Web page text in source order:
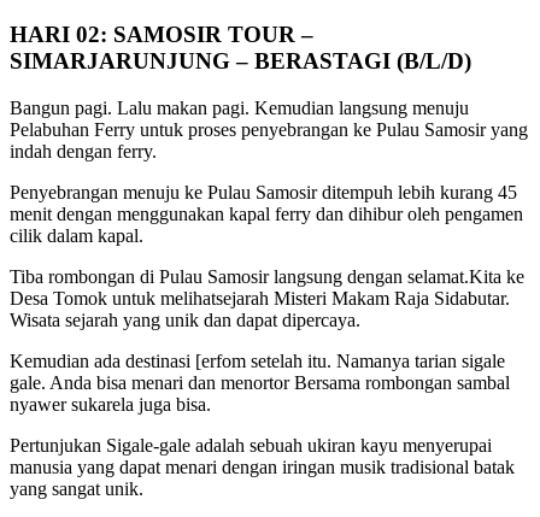
HARI 02: SAMOSIR TOUR –
SIMARJARUNJUNG – BERASTAGI (B/L/D)
Bangun pagi. Lalu makan pagi. Kemudian langsung menuju
Pelabuhan Ferry untuk proses penyebrangan ke Pulau Samosir yang
indah dengan ferry.
Penyebrangan menuju ke Pulau Samosir ditempuh lebih kurang 45
menit dengan menggunakan kapal ferry dan dihibur oleh pengamen
cilik dalam kapal.
Tiba rombongan di Pulau Samosir langsung dengan selamat.Kita ke
Desa Tomok untuk melihatsejarah Misteri Makam Raja Sidabutar.
Wisata sejarah yang unik dan dapat dipercaya.
Kemudian ada destinasi [erfom setelah itu. Namanya tarian sigale
gale. Anda bisa menari dan menortor Bersama rombongan sambal
nyawer sukarela juga bisa.
Pertunjukan Sigale-gale adalah sebuah ukiran kayu menyerupai
manusia yang dapat menari dengan iringan musik tradisional batak
yang sangat unik.